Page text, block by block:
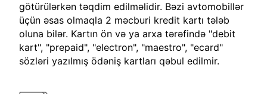
götürülərkən təqdim edilməlidir. Bəzi avtomobillər
üçün əsas olmaqla 2 məcburi kredit kartı tələb
oluna bilər. Kartın ön və ya arxa tərəfində "debit
kart", "prepaid", "electron", "maestro", "ecard"
sözləri yazılmış ödəniş kartları qəbul edilmir.